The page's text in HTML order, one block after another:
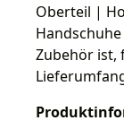
Oberteil |
Zubehör ist,